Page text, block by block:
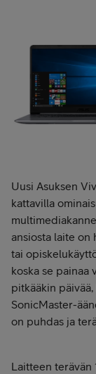
Uusi Asuksen
kattavilla
ansiosta laite on
tai
koska se painaa
pitkääkin
SonicMaster-
on puhdas ja
Laitteen terävän